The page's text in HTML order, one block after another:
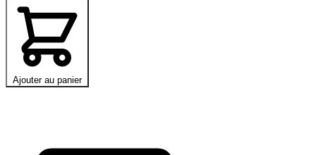
Ajouter au panier